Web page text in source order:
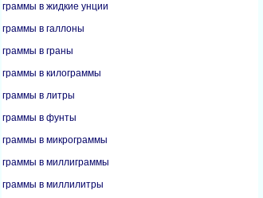
граммы в жидкие унции
граммы в галлоны
граммы в граны
граммы в килограммы
граммы в литры
граммы в фунты
граммы в микрограммы
граммы в миллиграммы
граммы в миллилитры